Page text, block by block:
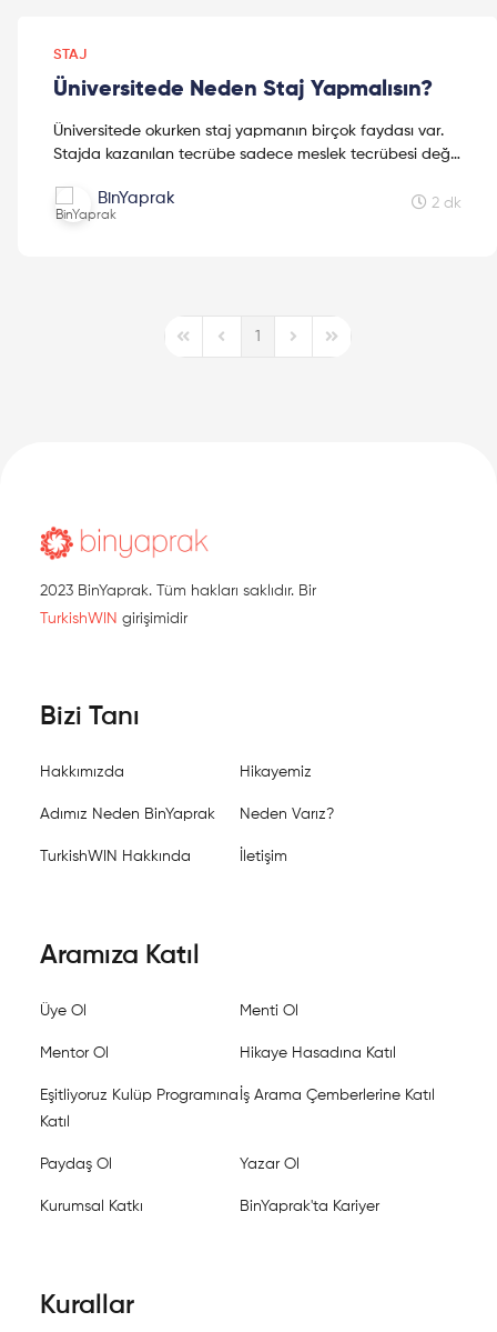
STAJ
Üniversitede Neden Staj Yapmalısın?
Üniversitede okurken staj yapmanın birçok faydası var.
Stajda kazanılan tecrübe sadece meslek tecrübesi değil,
BinYaprak 2 dk
First PagePrevious Page
1
Next PageLast Page
2023 BinYaprak. Tüm hakları saklıdır. Bir
TurkishWIN girişimidir
Bizi Tanı
Hakkımızda Hikayemiz
Adımız Neden BinYaprak Neden Varız?
TurkishWIN Hakkında İletişim
Aramıza Katıl
Üye Ol Menti Ol
Mentor Ol Hikaye Hasadına Katıl
Eşitliyoruz Kulüp Programına
Katıl
İş Arama Çemberlerine Katıl
Paydaş Ol Yazar Ol
Kurumsal Katkı BinYaprak'ta Kariyer
Kurallar